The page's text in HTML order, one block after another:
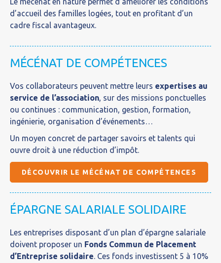
d’accueil des familles logées, tout en profitant d’un
cadre fiscal avantageux.
MÉCÉNAT DE COMPÉTENCES
Vos collaborateurs peuvent mettre leurs expertises au
service de l’association, sur des missions ponctuelles
ou continues : communication, gestion, formation,
ingénierie, organisation d’événements…
Un moyen concret de partager savoirs et talents qui
ouvre droit à une réduction d’impôt.
DÉCOUVRIR LE MÉCÉNAT DE COMPÉTENCES
ÉPARGNE SALARIALE SOLIDAIRE
Les entreprises disposant d’un plan d’épargne salariale
doivent proposer un Fonds Commun de Placement
d’Entreprise solidaire. Ces fonds investissent 5 à 10%